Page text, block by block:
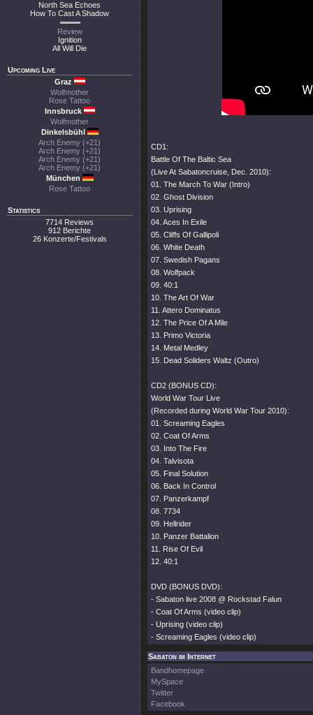
North Sea Echoes
How To Cast A Shadow
Review
Ignition
All Will Die
Upcoming Live
Graz
Wolfmother
Rose Tattoo
Innsbruck
Wolfmother
Dinkelsbühl
Arch Enemy (+21)
Arch Enemy (+21)
Arch Enemy (+21)
Arch Enemy (+21)
München
Rose Tattoo
Statistics
7714 Reviews
912 Berichte
26 Konzerte/Festivals
CD1:
Battle Of The Baltic Sea
(Live At Sabatoncruise, Dec. 2010):
01. The March To War (Intro)
02. Ghost Division
03. Uprising
04. Aces In Exile
05. Cliffs Of Gallipoli
06. White Death
07. Swedish Pagans
08. Wolfpack
09. 40:1
10. The Art Of War
11. Attero Dominatus
12. The Price Of A Mile
13. Primo Victoria
14. Metal Medley
15. Dead Soliders Waltz (Outro)
CD2 (BONUS CD):
World War Tour Live
(Recorded during World War Tour 2010):
01. Screaming Eagles
02. Coat Of Arms
03. Into The Fire
04. Talvisota
05. Final Solution
06. Back In Control
07. Panzerkampf
08. 7734
09. Hellrider
10. Panzer Battalion
11. Rise Of Evil
12. 40:1
DVD (BONUS DVD):
- Sabaton live 2008 @ Rockstad Falun
- Coat Of Arms (video clip)
- Uprising (video clip)
- Screaming Eagles (video clip)
Sabaton im Internet
Bandhomepage
MySpace
Twitter
Facebook